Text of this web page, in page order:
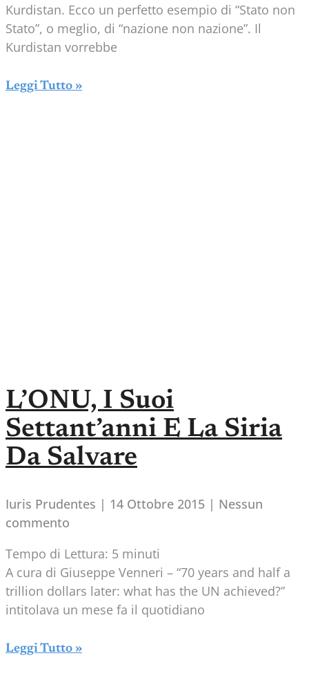
Kurdistan. Ecco un perfetto esempio di “Stato non
Stato”, o meglio, di “nazione non nazione”. Il
Kurdistan vorrebbe
Leggi Tutto »
L’ONU, I Suoi
Settant’anni E La Siria
Da Salvare
Iuris Prudentes 14 Ottobre 2015
Nessun
commento
Tempo di Lettura: 5 minuti
A cura di Giuseppe Venneri – “70 years and half a
trillion dollars later: what has the UN achieved?”
intitolava un mese fa il quotidiano
Leggi Tutto »